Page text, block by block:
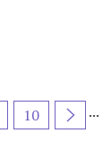
10 ...